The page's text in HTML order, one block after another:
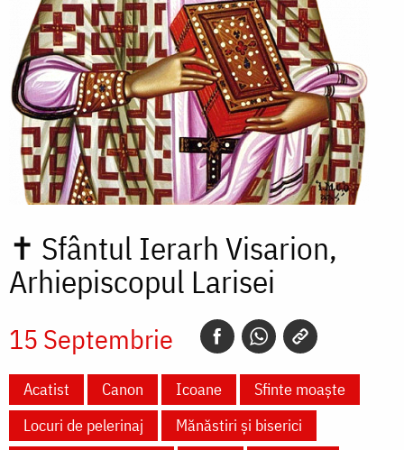
✝ Sfântul Ierarh Visarion,
Arhiepiscopul Larisei
15 Septembrie
Acatist Canon Icoane
Sfinte moaște
Locuri de pelerinaj
Mănăstiri și biserici